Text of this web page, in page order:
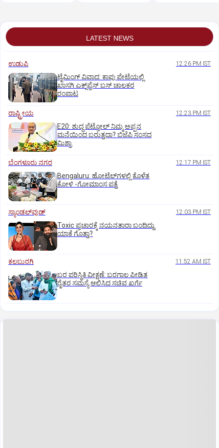
LATEST NEWS
ಉಡುಪಿ 12:26 PM IST
ಟೈಮಿಂಗ್‌ ವಿವಾದ: ಕಾಪು ಪೇಟೆಯಲ್ಲಿ
ಖಾಸಗಿ ಎಕ್ಸ್‌ಪ್ರೆಸ್ ಬಸ್‌ ಚಾಲಕರ
ರಂಪಾಟ
ರಾಷ್ಟ್ರೀಯ 12:23 PM IST
E20: ಶುದ್ಧ ಪೆಟ್ರೋಲ್ ನಿಮ್ಮ ಅಪ್ಪನ
ಮನೆಯಿಂದ ಬರುತ್ತದಾ? ಬಿಜೆಪಿ ಸಂಸದ
ಮಿಶ್ರಾ
ಬೆಂಗಳೂರು ನಗರ 12:17 PM IST
Bengaluru: ಹೋಟೆಲ್‌ಗ‌ಳಲ್ಲಿ ಕೊಳೆತ
ಕೋಳಿ -ಗೋಮಾಂಸ ಪತ್ತೆ
ಸ್ಯಾಂಡಲ್‌ವುಡ್‌ 12:03 PM IST
Toxic ಪ್ರಚಾರಕ್ಕೆ ನಯನತಾರಾ ಬಂದಿದ್ದು
ಯಾಕೆ ಗೊತ್ತಾ?
ಕಲಬುರಗಿ 11:52 AM IST
ಬರ ಪರಿಸ್ಥಿತಿ ವೀಕ್ಷಣೆ: ಬರಗಾಲ ಪೀಡಿತ
ರೈತರ ಸಮಸ್ಯೆ ಆಲಿಸಿದ ಸಚಿವ ಖರ್ಗೆ